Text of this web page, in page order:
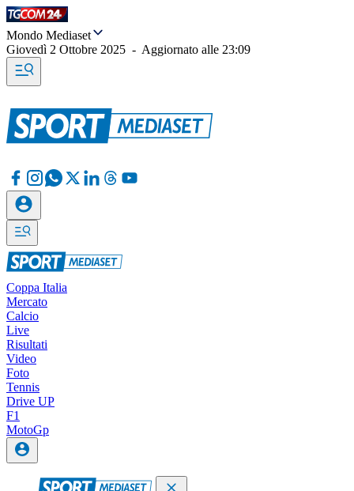
Mondo Mediaset
Giovedì 2 Ottobre 2025 - Aggiornato alle 23:09
Coppa Italia
Mercato
Calcio
Live
Risultati
Video
Foto
Tennis
Drive UP
F1
MotoGp